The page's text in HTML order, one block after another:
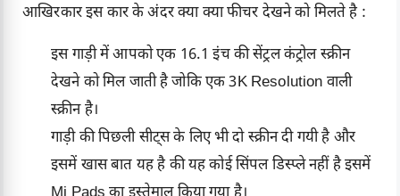
आखिरकार इस कार के अंदर क्या क्या फीचर देखने को मिलते है :
इस गाड़ी में आपको एक 16.1 इंच की सेंट्रल कंट्रोल स्क्रीन
देखने को मिल जाती है जोकि एक 3K Resolution वाली
स्क्रीन है।
गाड़ी की पिछली सीट्स के लिए भी दो स्क्रीन दी गयी है और
इसमें खास बात यह है की यह कोई सिंपल डिस्प्ले नहीं है इसमें